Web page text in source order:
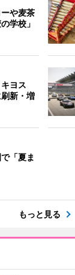
や麦茶
学校」
ヨス
新・増
「夏ま
もっと見る